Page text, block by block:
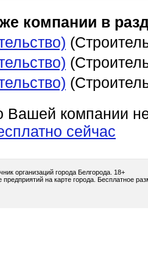
компании в
компании
сейчас
организаций города Белгорода. 18+
на карте города. Бесплатное